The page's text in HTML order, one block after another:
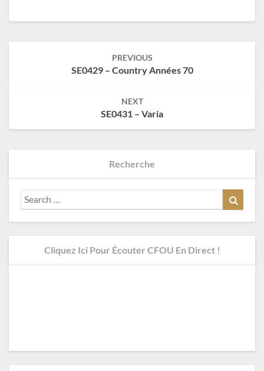
PREVIOUS
SE0429 – Country Années 70
NEXT
SE0431 – Varia
Recherche
Search
for:
Cliquez Ici Pour Écouter CFOU En Direct !